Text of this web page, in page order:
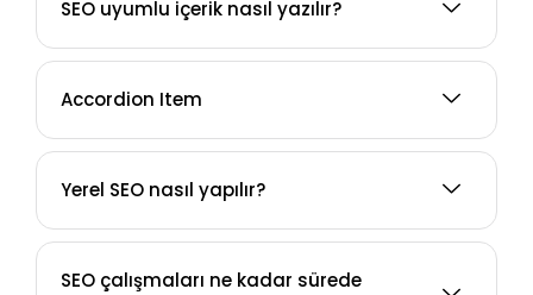
SEO uyumlu içerik nasıl yazılır?
Accordion Item
Yerel SEO nasıl yapılır?
SEO çalışmaları ne kadar sürede